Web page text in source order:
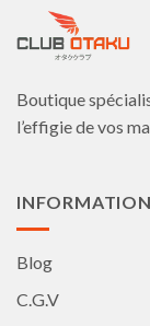
être
sur
la
Boutique
l’effigie de vos
Blog
C.G.V